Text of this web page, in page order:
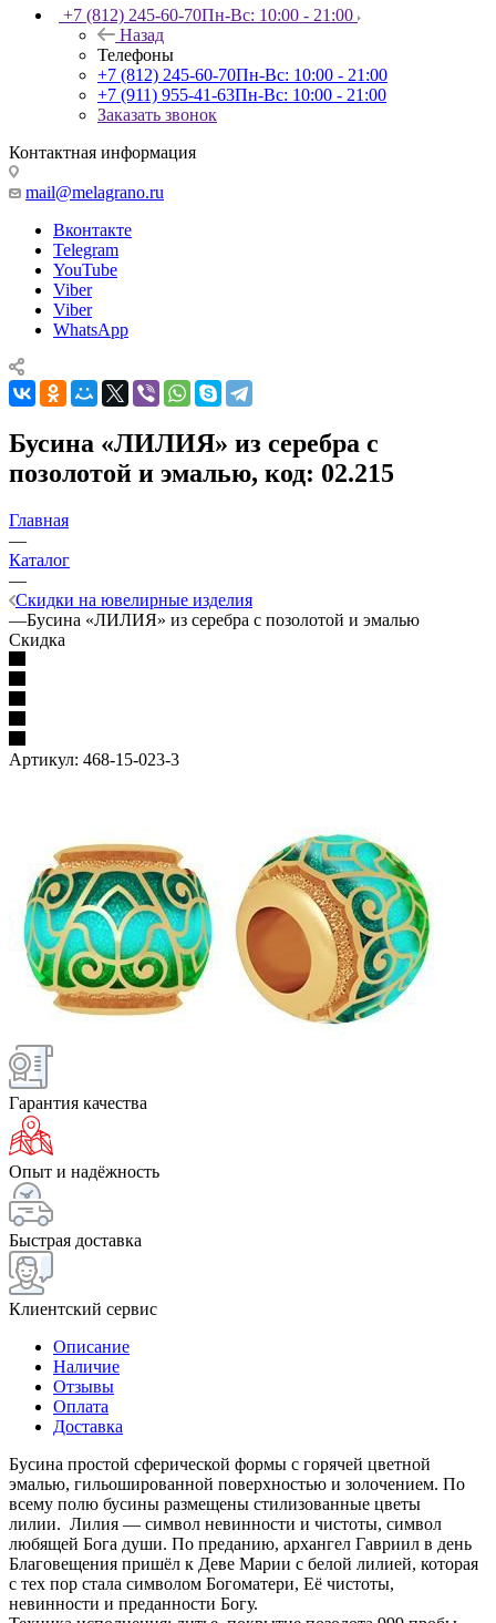
+7 (812) 245-60-70Пн-Вс: 10:00 - 21:00
Назад
Телефоны
+7 (812) 245-60-70Пн-Вс: 10:00 - 21:00
+7 (911) 955-41-63Пн-Вс: 10:00 - 21:00
Заказать звонок
Контактная информация
mail@melagrano.ru
Вконтакте
Telegram
YouTube
Viber
Viber
WhatsApp
Бусина «ЛИЛИЯ» из серебра с
позолотой и эмалью, код: 02.215
Главная
—
Каталог
—
Скидки на ювелирные изделия
—Бусина «ЛИЛИЯ» из серебра с позолотой и эмалью
Скидка
Артикул: 468-15-023-3
Гарантия качества
Опыт и надёжность
Быстрая доставка
Клиентский сервис
Описание
Наличие
Отзывы
Оплата
Доставка
Бусина простой сферической формы с горячей цветной
эмалью, гильошированной поверхностью и золочением. По
всему полю бусины размещены стилизованные цветы
лилии. Лилия — символ невинности и чистоты, символ
любящей Бога души. По преданию, архангел Гавриил в день
Благовещения пришёл к Деве Марии с белой лилией, которая
с тех пор стала символом Богоматери, Её чистоты,
невинности и преданности Богу.